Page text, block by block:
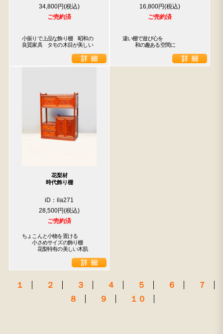
34,800円
ご売約済
小振りで上品な飾り棚　昭和の
良質家具　タモの木目が美しい
16,800円
ご売約済
違い棚で遊び心を
    和の趣ある空間に
花梨材
時代飾り棚
iD：ila271
28,500円
ご売約済
ちょこんと小物を置ける
小さめサイズの飾り棚
花梨特有の美しい木肌
１ ２ ３ ４ ５ ６
７
８
９ １０
水屋箪笥 2557
B2770